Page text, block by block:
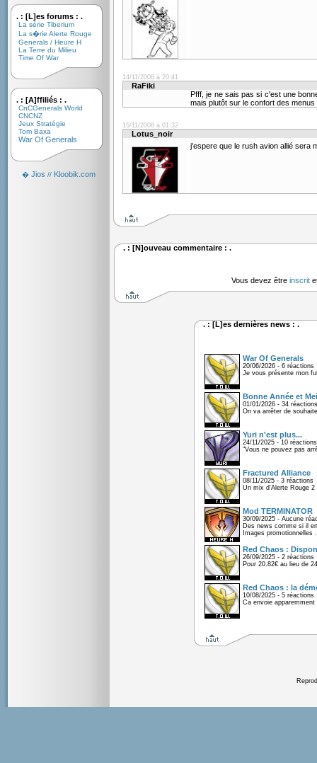
. : [L]es forums : .
La série Tiberium
La s�rie Alerte Rouge
Generals / Heure H
La Terre du Milieu
Time Of War
. : [A]ffiliés : .
CnCGenerals World
CNCNZ
Jeux Stratégie
Tom Baxa
War Of Generals
� Jios // Kloobik.com
14/11/2008 à 20:41
RaFiki
Pfff, je ne sais pas si c'est une
mais plutôt sur le confort des
15/11/2008 à 01:32
Lotus_noir
j'espere que le rush avion allié sera
. : [N]ouveau commentaire : .
Vous devez être inscrit
. : [L]es dernières news : .
War Of Generals
20/06/2026 - 6 réactions
Je vous présente mon
Bonne Année et
01/01/2026 - 34 réactions
On va arrêter de
Yuri n'est plus...
24/11/2025 - 10 réactions
"Vous ne pouvez pas
Fractured Alliance
08/11/2025 - 3 réactions
Un mix d'Alerte Rouge
Mod TERMINATOR
30/09/2025 - Aucune
Des news comme si il
Images promotionnelles .
Red Chaos :
26/09/2025 - 2 réactions
Pour 20.82€ au lieu de
Red Chaos : la
10/08/2025 - 5 réactions
Ca envoie apparemment